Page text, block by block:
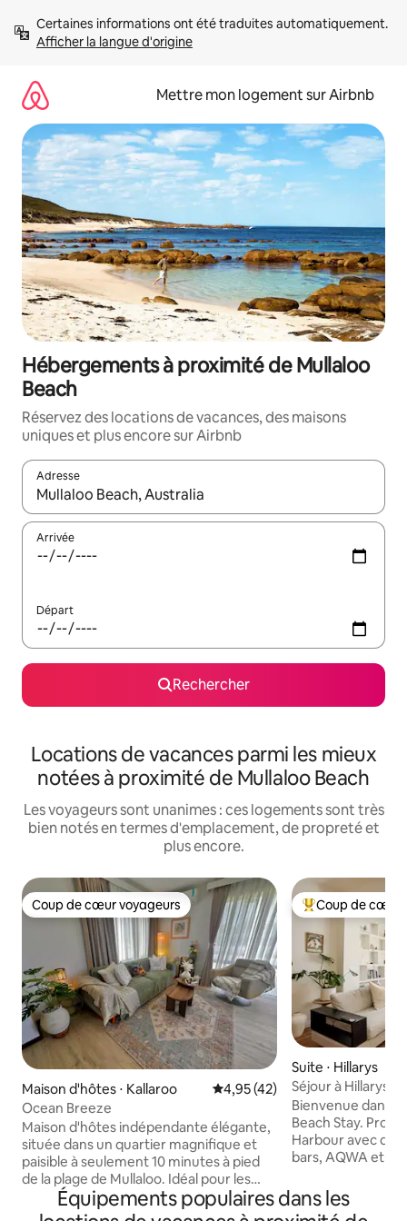
directement
Afficher la langue d'origine
Mettre mon logement sur Airbnb
Hébergements à proximité de Mullaloo
Beach
Réservez des locations de vacances, des maisons
uniques et plus encore sur Airbnb
Adresse
Lorsque les résultats s'affichent, utilisez les flèches vers le
Arrivée
Départ
Rechercher
Locations de vacances parmi les mieux
notées à proximité de Mullaloo Beach
Les voyageurs sont unanimes : ces logements sont très
bien notés en termes d'emplacement, de propreté et
plus encore.
Coup de cœur voyageurs
Coup de cœur voyageurs
Maison d'hôtes ⋅ Kallaroo Évaluation moyenne sur la
4,95 (42)
Ocean Breeze
Maison d'hôtes indépendante élégante,
située dans un quartier magnifique et
paisible à seulement 10 minutes à pied
de la plage de Mullaloo. Idéal pour les
couples, les voyageurs en solo ou les
parents avec un jeune bébé. L'espace
Coups de cœur
Coup de cœur
Suite ⋅ Hillarys
Séjour à Hillarys
Bienvenue dans
Beach Stay.
Harbour avec de
bars, AQWA et
Beach Fitness
Nodes. Vous aurez accès à votre propre
Équipements populaires dans les